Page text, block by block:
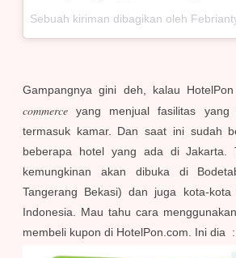
Gampangnya gini deh, kalau
commerce yang menjual fasilitas
termasuk kamar. Dan saat ini sudah
beberapa hotel yang ada di Jakarta.
kemungkinan akan dibuka di
Tangerang Bekasi) dan juga kota-
Indonesia. Mau tahu cara
membeli kupon di HotelPon.com. Ini dia :